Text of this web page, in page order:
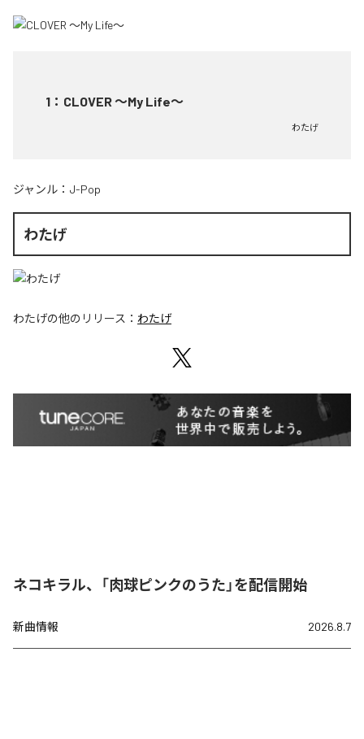
1 ： CLOVER ～My Life～
わたげ
ジャンル： J-Pop
わたげ
わたげの他のリリース： わたげ
ネコキラル、「肉球ピンクのうた」を配信開始
新曲情報 2026.8.7